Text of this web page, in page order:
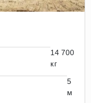
14 700
кг
5
м